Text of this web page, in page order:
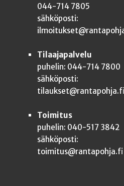
044-714 7805
sähköposti:
Tilaajapalvelu
puhelin: 044-714 7800
sähköposti:
tilaukset@rantapohja.fi
Toimitus
puhelin: 040-517 3842
sähköposti:
toimitus@rantapohja.fi